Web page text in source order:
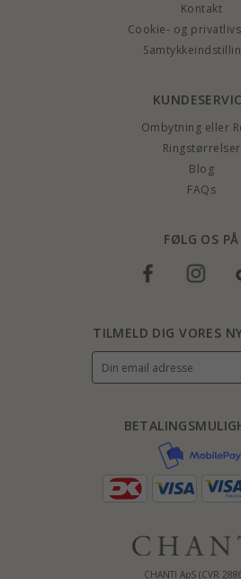
Kontakt
Cookie- og
Ombytning eller
Ringstørrelser
Blog
FAQs
FØLG OS PÅ
CHANTI ApS (CVR
TILMELD DIG VORES